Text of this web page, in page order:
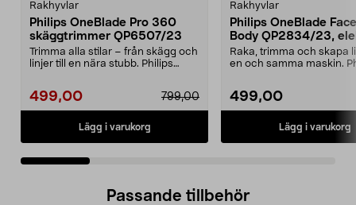
Rakhyvlar
Philips OneBlade Pro 360
skäggtrimmer QP6507/23
Trimma alla stilar – från skägg och
linjer till en nära stubb. Philips
499,00 799,00
Lägg i varukorg
Rakhyvlar
Philips OneBlade
Body QP2834/23,
rakhyvel
Raka, trimma och skapa
en och samma maskin.
499,00
Lägg i varukorg
Passande tillbehör